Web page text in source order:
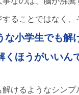
ることではなく、
な小学生でも解
くほうがいいん
けるようなシンプ